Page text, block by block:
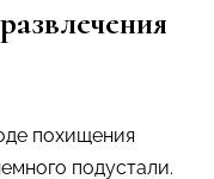
похищения
подустали.